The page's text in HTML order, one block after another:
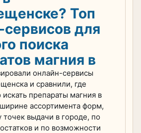
Топ
для
поиска
магния в
онлайн-сервисы
и сравнили, где
искать препараты магния в
ассортимента форм,
точек выдачи в городе, по
и по возможности